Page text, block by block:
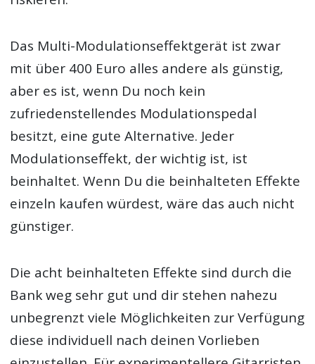
Das Multi-Modulationseffektgerät ist zwar
mit über 400 Euro alles andere als günstig,
aber es ist, wenn Du noch kein
zufriedenstellendes Modulationspedal
besitzt, eine gute Alternative. Jeder
Modulationseffekt, der wichtig ist, ist
beinhaltet. Wenn Du die beinhalteten Effekte
einzeln kaufen würdest, wäre das auch nicht
günstiger.
Die acht beinhalteten Effekte sind durch die
Bank weg sehr gut und dir stehen nahezu
unbegrenzt viele Möglichkeiten zur Verfügung
diese individuell nach deinen Vorlieben